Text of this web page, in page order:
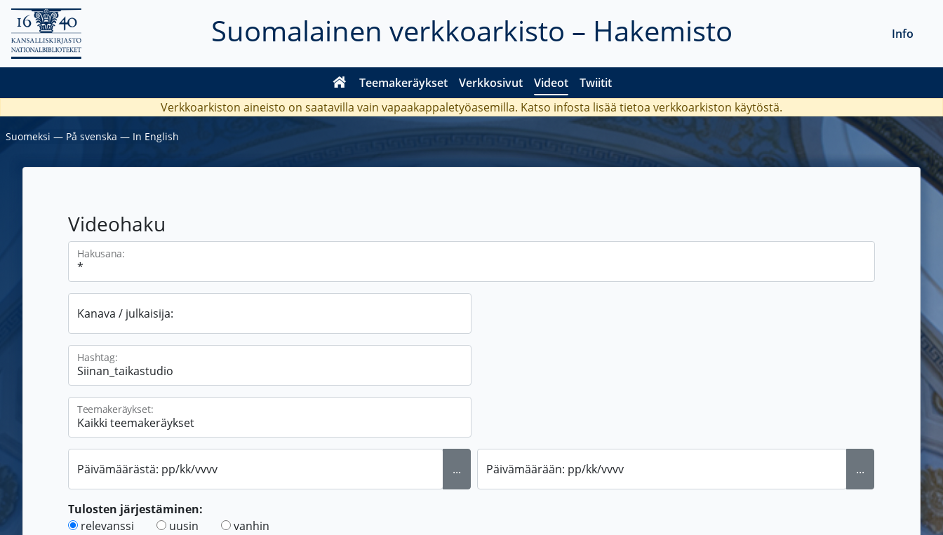
Suomalainen verkkoarkisto – Hakemisto
Teemakeräykset Verkkosivut Videot Twiitit
Info
Verkkoarkiston aineisto on saatavilla vain vapaakappaletyöasemilla. Katso infosta lisää tietoa verkkoarkiston käytöstä.
Suomeksi ― På svenska ― In English
Videohaku
Hakusana:
Kanava / julkaisija:
Hashtag:
Teemakeräykset:
Päivämäärästä: pp/kk/vvvv ... Päivämäärään: pp/kk/vvvv ...
Tulosten järjestäminen:
relevanssi
uusin vanhin